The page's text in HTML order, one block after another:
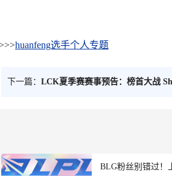
huanfeng选手个人专题
下一篇：
BLG粉丝别错过！